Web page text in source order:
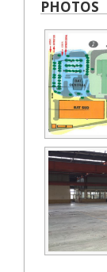
PHOTOS